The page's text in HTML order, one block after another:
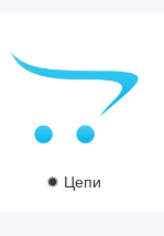
✹ Цепи